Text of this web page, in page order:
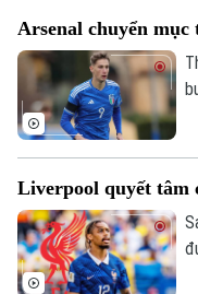
Arsenal chuyển mục
Liverpool quyết tâm